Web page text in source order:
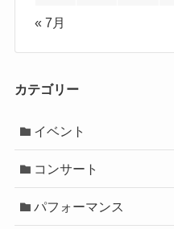
« 7月
カテゴリー
イベント
コンサート
パフォーマンス